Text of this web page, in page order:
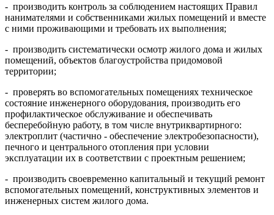
- производить контроль за соблюдением настоящих Правил
нанимателями и собственниками жилых помещений и вместе
с ними проживающими и требовать их выполнения;
- производить систематически осмотр жилого дома и жилых
помещений, объектов благоустройства придомовой
территории;
- проверять во вспомогательных помещениях техническое
состояние инженерного оборудования, производить его
профилактическое обслуживание и обеспечивать
бесперебойную работу, в том числе внутриквартирного:
электроплит (частично - обеспечение электробезопасности),
печного и центрального отопления при условии
эксплуатации их в соответствии с проектным решением;
- производить своевременно капитальный и текущий ремонт
вспомогательных помещений, конструктивных элементов и
инженерных систем жилого дома.